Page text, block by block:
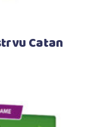
Catan